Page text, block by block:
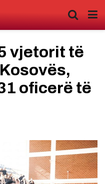
vjetorit të
oficerë të